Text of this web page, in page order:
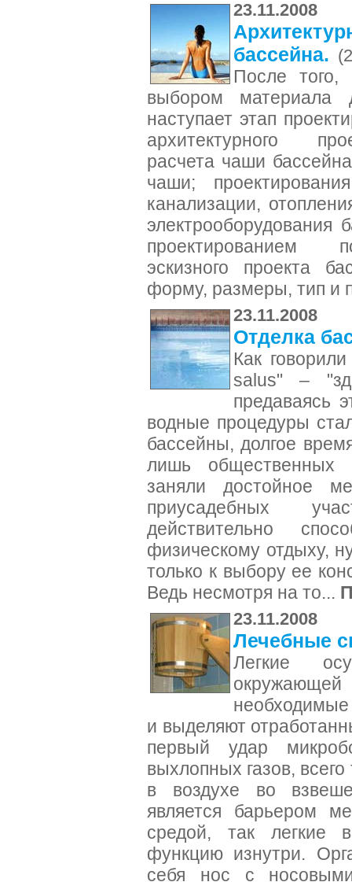
23.11.2008
бассейна.
После того,
выбором материала
наступает этап
архитектурного
расчета чаши
чаши;
канализации,
электрооборудования
проектированием
эскизного проекта
форму, размеры, тип и
23.11.2008
Отделка
Как
salus" –
предаваясь
водные процедуры
бассейны, долгое
лишь общественных
заняли достойное
приусадебных
действительно
физическому отдыху,
только к выбору ее
Ведь несмотря на то...
23.11.2008
Лечебные
Легкие
и выделяют
первый удар
выхлопных газов,
в воздухе во
является барьером
средой, так легкие
функцию изнутри.
себя нос с